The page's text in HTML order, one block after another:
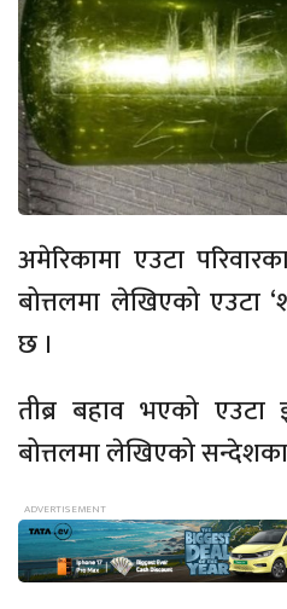
अमेरिकामा एउटा
बोत्तलमा लेखिएको एउटा
छ ।
तीब्र बहाव भएको एउटा
बोत्तलमा लेखिएको